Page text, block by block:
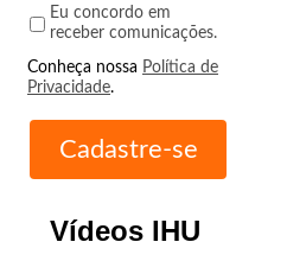
Eu concordo em
receber comunicações.
Conheça nossa Política de
Privacidade.
Vídeos IHU